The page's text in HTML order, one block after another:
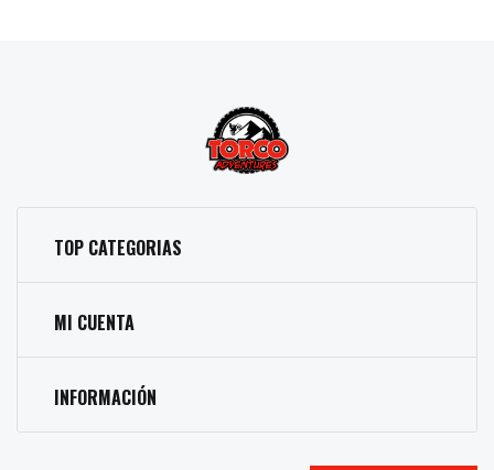
TOP CATEGORIAS
MI CUENTA
INFORMACIÓN